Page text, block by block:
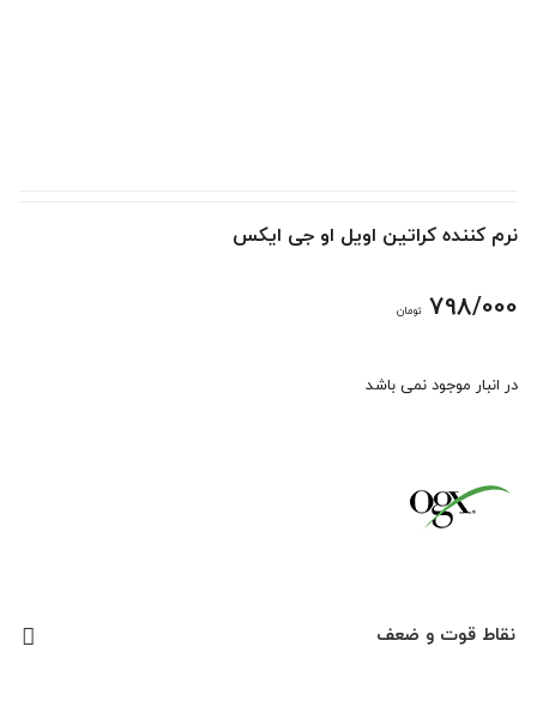
نرم کننده کراتین اویل او جی ایکس
798/000 تومان
در انبار موجود نمی باشد
نقاط قوت و ضعف